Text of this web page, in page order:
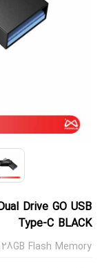
Drive GO USB
Type-C BLACK
Flash Memory